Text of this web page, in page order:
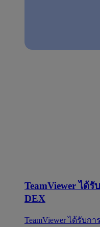
TeamViewer ได้
DEX
TeamViewer ได้รับก